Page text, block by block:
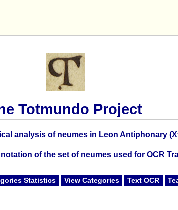
Totmundo Project
analysis of neumes in Leon Antiphonary
of the set of neumes used for OCR
Statistics View Categories Text OCR